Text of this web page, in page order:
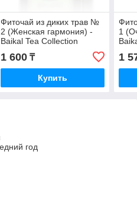
Фиточай из диких трав №
2 (Женская гармония) -
Baikal Tea Collection
1 600₸
Купить
1
1
год